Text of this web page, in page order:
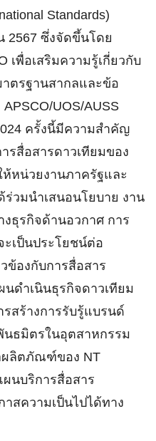
Standards)
2567 ซึ่งจัดขึ้นโดย
เพื่อเสริมความรู้เกี่ยวกับ
ตรฐานสากลและข้อ
UOS/AUSS
ครั้งนี้มีความสำคัญ
สื่อสารดาวเทียมของ
ห้หน่วยงานภาครัฐและ
ร่วมนำเสนอนโยบาย งาน
ธุรกิจด้านอวกาศ การ
ะเป็นประโยชน์ต่อ
ข้องกับการสื่อสาร
ดำเนินธุรกิจดาวเทียม
สร้างการรับรู้แบรนด์
นธมิตรในอุตสาหกรรม
ลิตภัณฑ์ของ NT
ผนบริการสื่อสาร
สความเป็นไปได้ทาง